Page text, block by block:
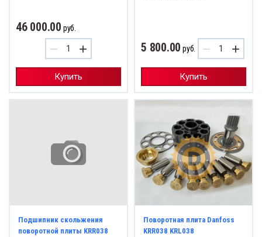
46 000.00 руб.
− +
Купить
5 800.00 руб. − +
Купить
Подшипник скольжения
поворотной плиты KRR038
Поворотная плита Danfoss
KRR038 KRL038